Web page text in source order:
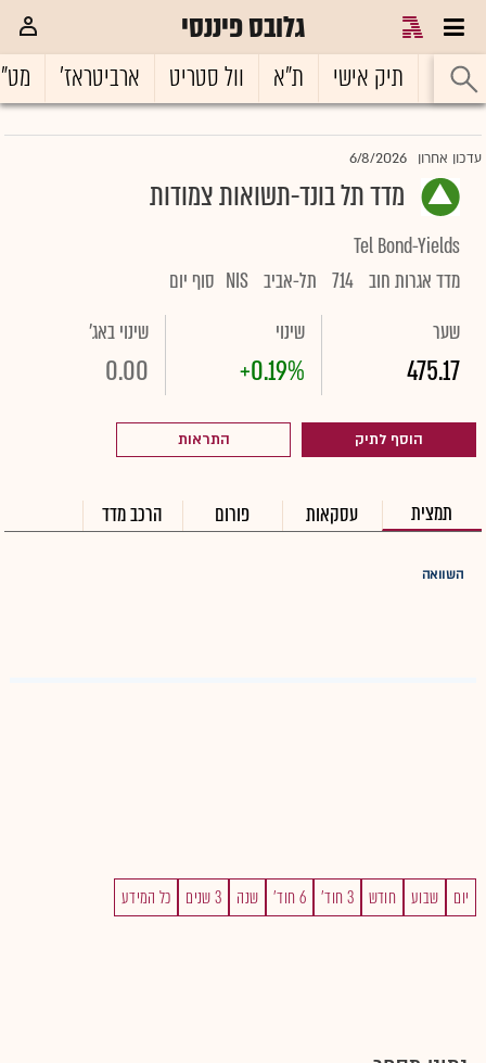
גלובס פיננסי
ראשי תיק אישי ת"א וול סטריט ארביטראז'
עדכון אחרון 6/8/2026
מדד תל בונד-תשואות צמודות
Tel Bond-Yields
מדד אגרות חוב 714 תל-אביב NIS סוף יום
שער
475.17
שינוי
+0.19%
שינוי באג'
0.00
הוסף לתיק התראות
תמצית עסקאות פורום הרכב מדד
השוואה
יום שבוע חודש 3 חוד' 6 חוד' שנה 3 שנים כל המידע